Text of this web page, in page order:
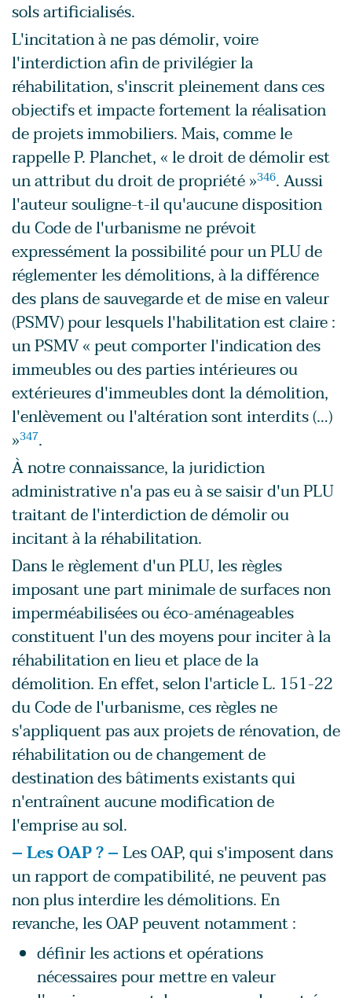
sols artificialisés.
L'incitation à ne pas démolir, voire
l'interdiction afin de privilégier la
réhabilitation, s'inscrit pleinement dans ces
objectifs et impacte fortement la réalisation
de projets immobiliers. Mais, comme le
rappelle P. Planchet, « le droit de démolir est
un attribut du droit de propriété »346. Aussi
l'auteur souligne-t-il qu'aucune disposition
du Code de l'urbanisme ne prévoit
expressément la possibilité pour un PLU de
réglementer les démolitions, à la différence
des plans de sauvegarde et de mise en valeur
(PSMV) pour lesquels l'habilitation est claire :
un PSMV « peut comporter l'indication des
immeubles ou des parties intérieures ou
extérieures d'immeubles dont la démolition,
l'enlèvement ou l'altération sont interdits (…)
»347.
À notre connaissance, la juridiction
administrative n'a pas eu à se saisir d'un PLU
traitant de l'interdiction de démolir ou
incitant à la réhabilitation.
Dans le règlement d'un PLU, les règles
imposant une part minimale de surfaces non
imperméabilisées ou éco-aménageables
constituent l'un des moyens pour inciter à la
réhabilitation en lieu et place de la
démolition. En effet, selon l'article L. 151-22
du Code de l'urbanisme, ces règles ne
s'appliquent pas aux projets de rénovation, de
réhabilitation ou de changement de
destination des bâtiments existants qui
n'entraînent aucune modification de
l'emprise au sol.
– Les OAP ? –Les OAP, qui s'imposent dans
un rapport de compatibilité, ne peuvent pas
non plus interdire les démolitions. En
revanche, les OAP peuvent notamment :
définir les actions et opérations
nécessaires pour mettre en valeur